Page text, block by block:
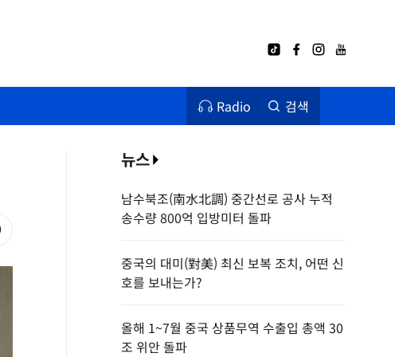
Radio 검색
뉴스
남수북조(南水北調) 중간선로 공사 누적
송수량 800억 입방미터 돌파
중국의 대미(對美) 최신 보복 조치, 어떤 신
호를 보내는가?
올해 1~7월 중국 상품무역 수출입 총액 30
조 위안 돌파